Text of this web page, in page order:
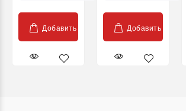
Добавить Добавить